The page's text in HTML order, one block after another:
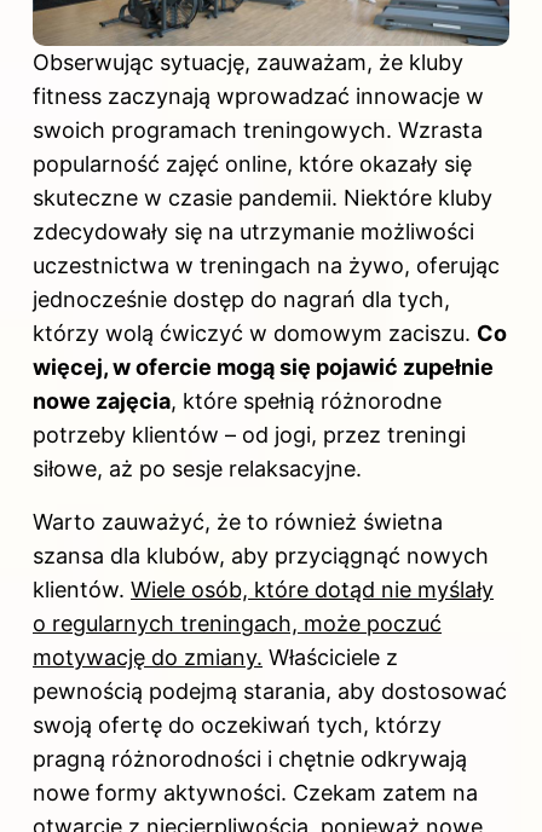
Obserwując sytuację, zauważam, że kluby
fitness zaczynają wprowadzać innowacje w
swoich programach treningowych. Wzrasta
popularność zajęć online, które okazały się
skuteczne w czasie pandemii. Niektóre kluby
zdecydowały się na utrzymanie możliwości
uczestnictwa w treningach na żywo, oferując
jednocześnie dostęp do nagrań dla tych,
którzy wolą ćwiczyć w domowym zaciszu. Co
więcej, w ofercie mogą się pojawić zupełnie
nowe zajęcia, które spełnią różnorodne
potrzeby klientów – od jogi, przez treningi
siłowe, aż po sesje relaksacyjne.
Warto zauważyć, że to również świetna
szansa dla klubów, aby przyciągnąć nowych
klientów. Wiele osób, które dotąd nie myślały
o regularnych treningach, może poczuć
motywację do zmiany. Właściciele z
pewnością podejmą starania, aby dostosować
swoją ofertę do oczekiwań tych, którzy
pragną różnorodności i chętnie odkrywają
nowe formy aktywności. Czekam zatem na
otwarcie z niecierpliwością, ponieważ nowe